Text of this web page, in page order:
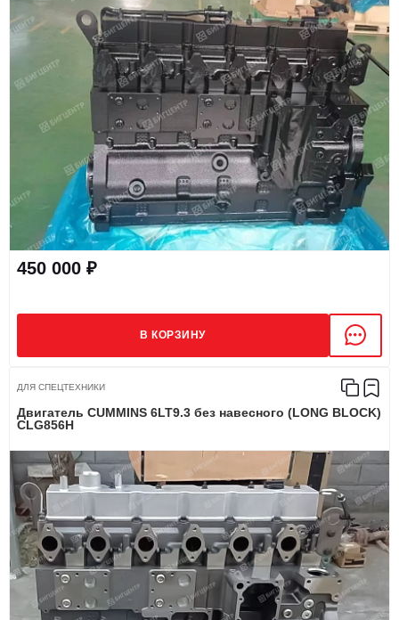
450 000 ₽
В КОРЗИНУ
ДЛЯ СПЕЦТЕХНИКИ
Двигатель CUMMINS 6LT9.3 без навесного (LONG BLOCK)
CLG856H